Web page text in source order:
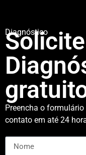
Diagnóstico
Preencha o
contato em até 24